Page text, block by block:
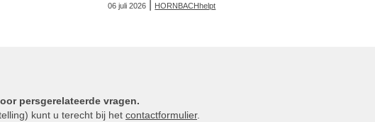
06 juli 2026 HORNBACHhelpt
persgerelateerde vragen.
kunt u terecht bij het contactformulier.